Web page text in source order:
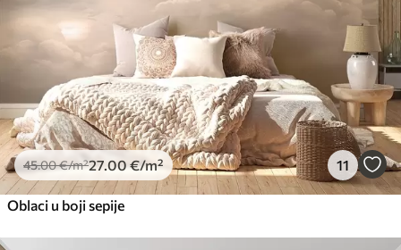
45.00€/m²27 .00 €/m² 11
Oblaci u boji sepije